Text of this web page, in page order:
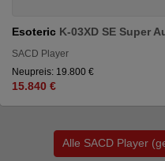
Esoteric K-03XD SE Super
SACD Player
Neupreis: 19.800 €
15.840 €
Alle SACD Player